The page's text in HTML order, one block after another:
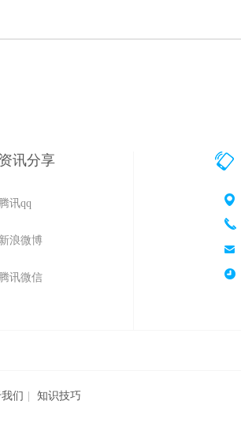
腾讯qq
新浪微博
腾讯微信
资讯分享
们 知识技巧